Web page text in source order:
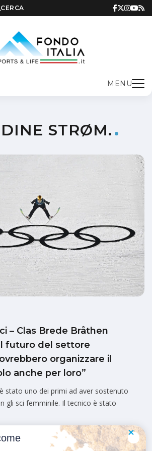
CERCA
MENU
STRØM.
– Clas Brede Bråthen
futuro del settore
organizzare il
anche per loro”
stato uno dei primi ad aver sostenuto
gli sci femminile. Il tecnico è stato